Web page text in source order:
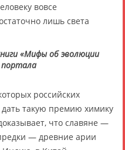
вовсе
лишь света
«Мифы об эволюции
портала
российских
такую премию химику
что славяне —
— древние арии